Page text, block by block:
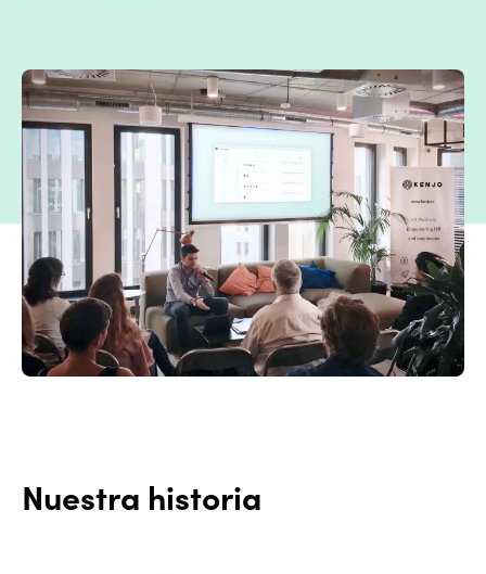
Nuestra historia